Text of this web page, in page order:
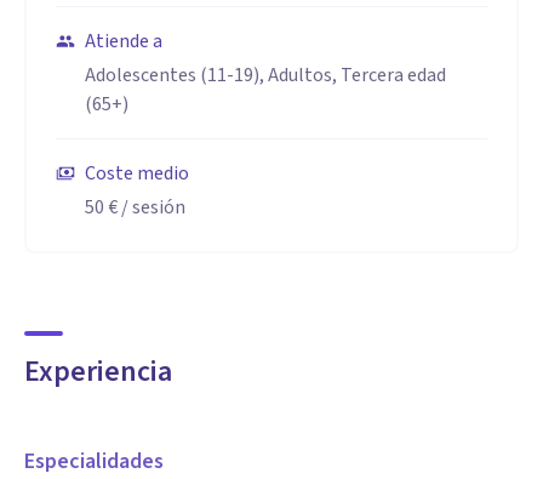
Atiende a
Adolescentes (11-19), Adultos, Tercera edad
(65+)
Coste medio
50 €/ sesión
Experiencia
Especialidades